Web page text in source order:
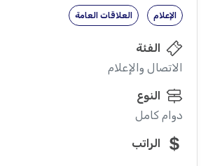
الإعلام العلاقات العامة
الفئة
الاتصال والإعلام
النوع
دوام كامل
الراتب